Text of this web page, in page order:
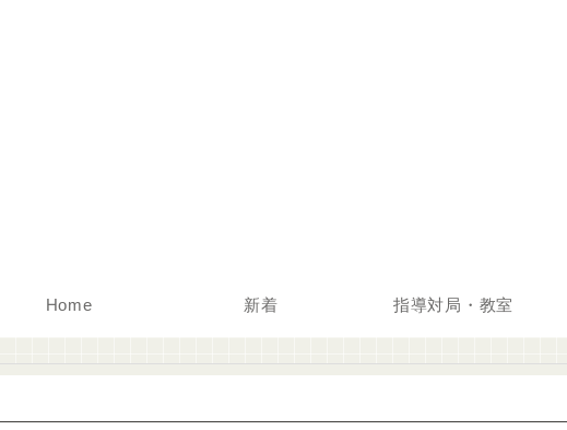
Home 新着 指導対局・教室